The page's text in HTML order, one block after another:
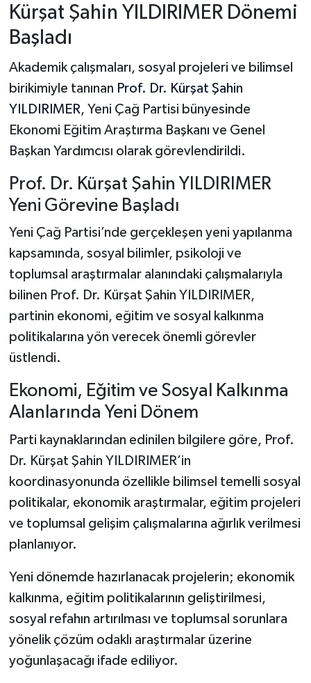
Kürşat Şahin YILDIRIMER Dönemi
Başladı
Akademik çalışmaları, sosyal projeleri ve bilimsel
birikimiyle tanınan Prof. Dr. Kürşat Şahin
YILDIRIMER, Yeni Çağ Partisi bünyesinde
Ekonomi Eğitim Araştırma Başkanı ve Genel
Başkan Yardımcısı olarak görevlendirildi.
Prof. Dr. Kürşat Şahin YILDIRIMER
Yeni Görevine Başladı
Yeni Çağ Partisi’nde gerçekleşen yeni yapılanma
kapsamında, sosyal bilimler, psikoloji ve
toplumsal araştırmalar alanındaki çalışmalarıyla
bilinen Prof. Dr. Kürşat Şahin YILDIRIMER,
partinin ekonomi, eğitim ve sosyal kalkınma
politikalarına yön verecek önemli görevler
üstlendi.
Ekonomi, Eğitim ve Sosyal Kalkınma
Alanlarında Yeni Dönem
Parti kaynaklarından edinilen bilgilere göre, Prof.
Dr. Kürşat Şahin YILDIRIMER’in
koordinasyonunda özellikle bilimsel temelli sosyal
politikalar, ekonomik araştırmalar, eğitim projeleri
ve toplumsal gelişim çalışmalarına ağırlık verilmesi
planlanıyor.
Yeni dönemde hazırlanacak projelerin; ekonomik
kalkınma, eğitim politikalarının geliştirilmesi,
sosyal refahın artırılması ve toplumsal sorunlara
yönelik çözüm odaklı araştırmalar üzerine
yoğunlaşacağı ifade ediliyor.